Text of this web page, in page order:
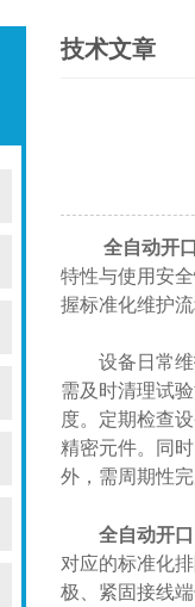
技术文章
全自动开
特性与使用安
握标准化维护
设备日常维护
需及时清理试
度。定期检查
精密元件。同
外，需周期性
全自动开
对应的标准化
极、紧固接线